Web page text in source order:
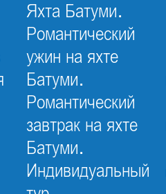
Яхта Батуми.
Романтический
ужин на яхте
Батуми.
Романтический
завтрак на яхте
Батуми.
Индивидуальный